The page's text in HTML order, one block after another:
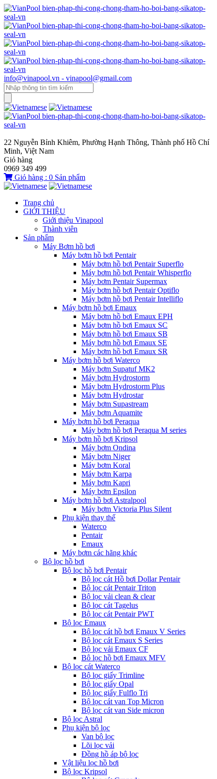
info@vinapool.vn - vinapool@gmail.com
22 Nguyễn Bỉnh Khiêm, Phường Hạnh Thông, Thành phố Hồ Chí
Minh, Việt Nam
Giỏ hàng
0969 349 499
Giỏ hàng : 0 Sản phẩm
Trang chủ
GIỚI THIỆU
Giới thiệu Vinapool
Thành viên
Sản phẩm
Máy Bơm hồ bơi
Máy bơm hồ bơi Pentair
Máy bơm hồ bơi Pentair Superflo
Máy bơm hồ bơi Pentair Whisperflo
Máy bơm Pentair Supermax
Máy bơm hồ bơi Pentair Optiflo
Máy bơm hồ bơi Pentair Intelliflo
Máy bơm hồ bơi Emaux
Máy bơm hồ bơi Emaux EPH
Máy bơm hồ bơi Emaux SC
Máy bơm hồ bơi Emaux SB
Máy bơm hồ bơi Emaux SE
Máy bơm hồ bơi Emaux SR
Máy bơm hồ bơi Waterco
Máy bơm Supatuf MK2
Máy bơm Hydrostorm
Máy bơm Hydrostorm Plus
Máy bơm Hydrostar
Máy bơm Supastream
Máy bơm Aquamite
Máy bơm hồ bơi Peraqua
Máy bơm hồ bơi Peraqua M series
Máy bơm hồ bơi Kripsol
Máy bơm Ondina
Máy bơm Niger
Máy bơm Koral
Máy bơm Karpa
Máy bơm Kapri
Máy bơm Epsilon
Máy bơm hồ bơi Astralpool
Máy bơm Victoria Plus Silent
Phụ kiện thay thế
Waterco
Pentair
Emaux
Máy bơm các hãng khác
Bộ lọc hồ bơi
Bộ lọc hồ bơi Pentair
Bộ lọc cát Hồ bơi Dollar Pentair
Bộ lọc cát Pentair Triton
Bộ lọc vải clean & clear
Bộ lọc cát Tagelus
Bộ lọc cát Pentair PWT
Bộ lọc Emaux
Bộ lọc cát hồ bơi Emaux V Series
Bộ lọc cát Emaux S Series
Bộ lọc vải Emaux CF
Bô lọc hồ bơi Emaux MFV
Bộ lọc cát Waterco
Bộ lọc giấy Trimline
Bộ lọc giấy Opal
Bộ lọc giấy Fulflo Tri
Bộ lọc cát van Top Micron
Bộ lọc cát van Side micron
Bộ lọc Astral
Phụ kiện bộ lọc
Van bộ lọc
Lõi lọc vải
Đồng hồ áp bộ lọc
Vật liệu lọc hồ bơi
Bộ lọc Kripsol